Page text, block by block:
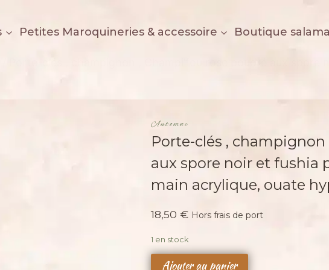
Petites Maroquineries & accessoire Boutique
Automne
Porte-clés ,
aux spore noir et fushia
main acrylique, ouate
18,50 € Hors frais de port
1 en stock
quantité
Ajouter au panier